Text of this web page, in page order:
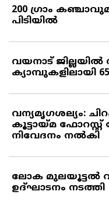
200 ഗ്രാം
പിടിയില്‍
വയനാട് ജില്ലയില്‍
വന്യമൃഗശല്യം:
കൂട്ടായ്മ
നിവേദനം നല്‍കി
ലോക മുലയൂട്ടല്‍
ഉദ്ഘാടനം നടത്തി